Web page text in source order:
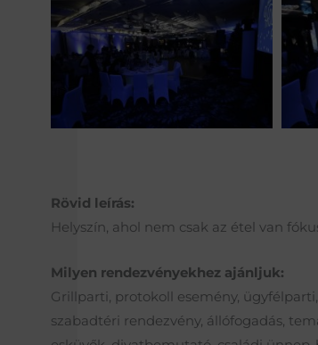
Rövid leírás:
Helyszín, ahol nem csak az étel van
Milyen rendezvényekhez ajánljuk:
Grillparti, protokoll esemény,
szabadtéri rendezvény, állófogadás,